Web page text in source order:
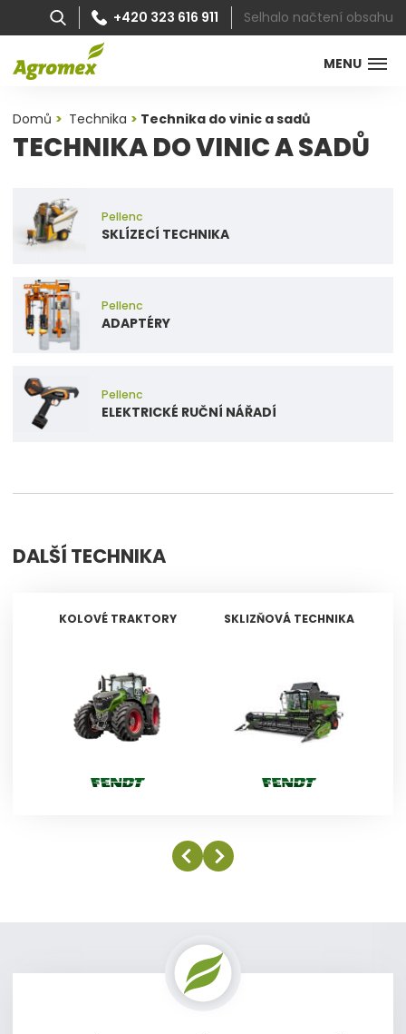
MENU
+420 323 616 911 Selhalo načtení obsahu
Domů Technika Technika do vinic a sadů
TECHNIKA DO VINIC A SADŮ
Pellenc
SKLÍZECÍ TECHNIKA
Pellenc
ADAPTÉRY
Pellenc
ELEKTRICKÉ RUČNÍ NÁŘADÍ
DALŠÍ TECHNIKA
KOLOVÉ TRAKTORY SKLIZŇOVÁ TECHNIKA